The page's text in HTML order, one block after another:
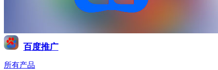
百度推广
所有产品